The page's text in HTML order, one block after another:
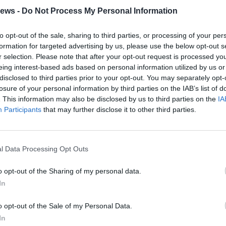
- Do Not Process My Personal Information
opt-out of the sale, sharing to third parties, or processing of your
for targeted advertising by us, please use the below opt-out
selection. Please note that after your opt-out request is processed
interest-based ads based on personal information utilized by us
to third parties prior to your opt-out. You may separately
of your personal information by third parties on the IAB’s list of
This information may also be disclosed by us to third parties on the
Participants that may further disclose it to other third parties.
Data Processing Opt Outs
opt-out of the Sharing of my personal data.
opt-out of the Sale of my Personal Data.
gestire le proprie emozioni utilizzandole
nelle relazioni con coloro che
così strumento atto a salvaguardare
dello sportello anti violenza, – dichiara
della Comunità Montana Valli del
sostenere la realizzazione del corso di
volontarie. Le donne che chiedono aiuto
Comune di Luino, ma da tutto il territorio,
facenti parte della Comunità Montana Valli
attivi nel Piano di Zona e nell’ISPE».
una valenza sovra comunale senza
» conclude l’Assessore Caterina Franzetti.
‘Uscire dalla violenza si può,